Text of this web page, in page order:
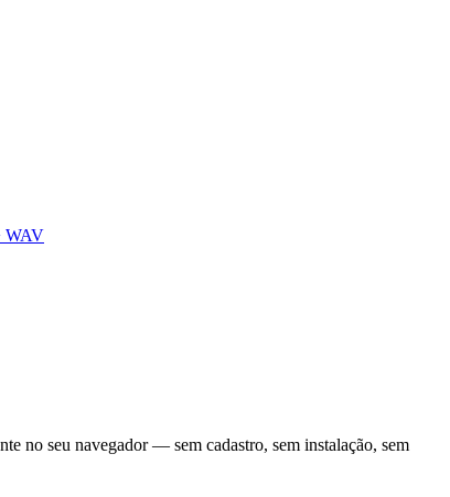
WAV
no seu navegador — sem cadastro, sem instalação, sem